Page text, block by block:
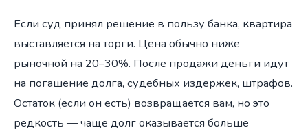
Если суд принял решение в пользу банка, квартира
выставляется на торги. Цена обычно ниже
рыночной на 20–30%. После продажи деньги идут
на погашение долга, судебных издержек, штрафов.
Остаток (если он есть) возвращается вам, но это
редкость — чаще долг оказывается больше